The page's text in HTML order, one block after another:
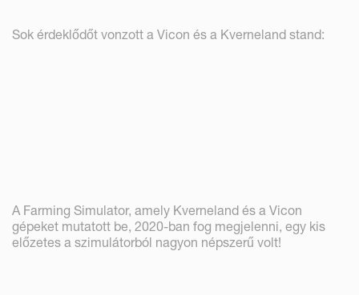
Sok érdeklődőt vonzott a Vicon és a Kverneland stand:
A Farming Simulator, amely Kverneland és a Vicon
gépeket mutatott be, 2020-ban fog megjelenni, egy kis
előzetes a szimulátorból nagyon népszerű volt!